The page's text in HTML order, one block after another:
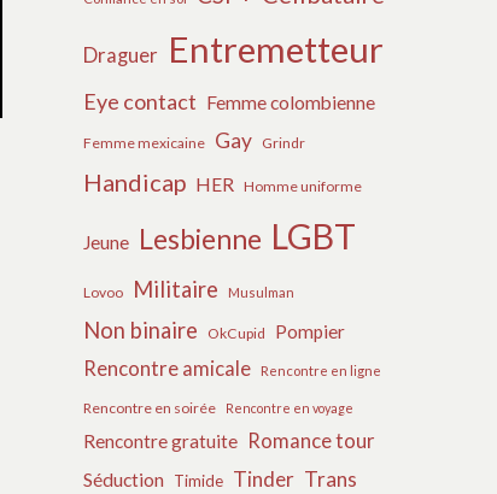
Draguer Entremetteur
Eye contact Femme colombienne
Femme mexicaine Gay Grindr
Handicap HER Homme uniforme
Jeune Lesbienne LGBT
Lovoo Militaire Musulman
Non binaire OkCupid Pompier
Rencontre amicale Rencontre en ligne
Rencontre en soirée Rencontre en voyage
Rencontre gratuite Romance tour
Séduction Timide Tinder Trans